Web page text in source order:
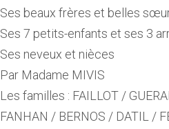
Ses beaux frères et belles
Ses 7 petits-enfants et ses 3
Ses neveux et nièces
Par Madame MIVIS
Les familles : FAILLOT /
FANHAN / BERNOS / DATIL /